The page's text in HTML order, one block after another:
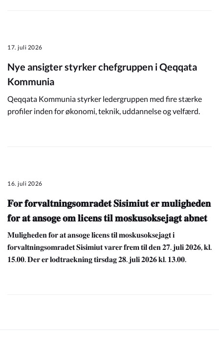
17. juli 2026
Nye ansigter styrker chefgruppen i Qeqqata
Kommunia
Qeqqata Kommunia styrker ledergruppen med fire stærke
profiler inden for økonomi, teknik, uddannelse og velfærd.
16. juli 2026
𝐅𝐨𝐫 𝐟𝐨𝐫𝐯𝐚𝐥𝐭𝐧𝐢𝐧𝐠𝐬𝐨𝐦𝐫𝐚𝐝𝐞𝐭 𝐒𝐢𝐬𝐢𝐦𝐢𝐮𝐭 𝐞𝐫 𝐦𝐮𝐥𝐢𝐠𝐡𝐞𝐝𝐞𝐧
𝐟𝐨𝐫 𝐚𝐭 𝐚𝐧𝐬𝐨𝐠𝐞 𝐨𝐦 𝐥𝐢𝐜𝐞𝐧𝐬 𝐭𝐢𝐥 𝐦𝐨𝐬𝐤𝐮𝐬𝐨𝐤𝐬𝐞𝐣𝐚𝐠𝐭 𝐚𝐛𝐧𝐞𝐭
𝐌𝐮𝐥𝐢𝐠𝐡𝐞𝐝𝐞𝐧 𝐟𝐨𝐫 𝐚𝐭 𝐚𝐧𝐬𝐨𝐠𝐞 𝐥𝐢𝐜𝐞𝐧𝐬 𝐭𝐢𝐥 𝐦𝐨𝐬𝐤𝐮𝐬𝐨𝐤𝐬𝐞𝐣𝐚𝐠𝐭 𝐢
𝐟𝐨𝐫𝐯𝐚𝐥𝐭𝐧𝐢𝐧𝐠𝐬𝐨𝐦𝐫𝐚𝐝𝐞𝐭 𝐒𝐢𝐬𝐢𝐦𝐢𝐮𝐭 𝐯𝐚𝐫𝐞𝐫 𝐟𝐫𝐞𝐦 𝐭𝐢𝐥 𝐝𝐞𝐧 𝟐𝟕. 𝐣𝐮𝐥𝐢 𝟐𝟎𝟐𝟔, 𝐤𝐥.
𝟏𝟓.𝟎𝟎. 𝐃𝐞𝐫 𝐞𝐫 𝐥𝐨𝐝𝐭𝐫𝐚𝐞𝐤𝐧𝐢𝐧𝐠 𝐭𝐢𝐫𝐬𝐝𝐚𝐠 𝟐𝟖. 𝐣𝐮𝐥𝐢 𝟐𝟎𝟐𝟔 𝐤𝐥. 𝟏𝟑.𝟎𝟎.